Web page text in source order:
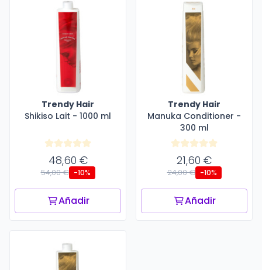
Trendy Hair
Shikiso Lait - 1000 ml
48,60 €
54,00 € -10%
Añadir
Trendy Hair
Manuka Conditioner -
300 ml
21,60 €
24,00 € -10%
Añadir